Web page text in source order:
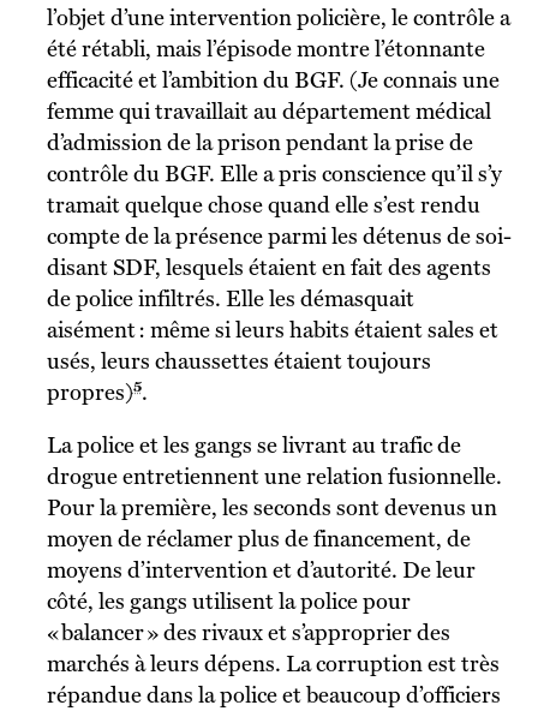
l’objet d’une intervention policière, le contrôle a
été rétabli, mais l’épisode montre l’étonnante
efficacité et l’ambition du BGF. (Je connais une
femme qui travaillait au département médical
d’admission de la prison pendant la prise de
contrôle du BGF. Elle a pris conscience qu’il s’y
tramait quelque chose quand elle s’est rendu
compte de la présence parmi les détenus de soi-
disant SDF, lesquels étaient en fait des agents
de police infiltrés. Elle les démasquait
aisément : même si leurs habits étaient sales et
usés, leurs chaussettes étaient toujours
propres)5.
La police et les gangs se livrant au trafic de
drogue entretiennent une relation fusionnelle.
Pour la première, les seconds sont devenus un
moyen de réclamer plus de financement, de
moyens d’intervention et d’autorité. De leur
côté, les gangs utilisent la police pour
« balancer » des rivaux et s’approprier des
marchés à leurs dépens. La corruption est très
répandue dans la police et beaucoup d’officiers